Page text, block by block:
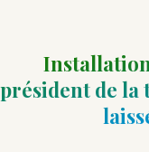
président de la